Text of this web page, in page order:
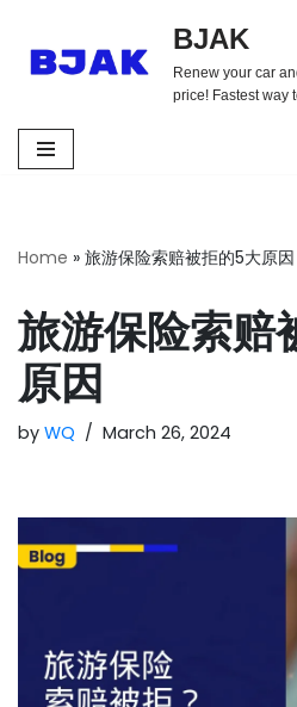
Skip
BJAK
Renew your car
price! Fastest way
Home » 旅游保险索赔被拒的5大原因
旅游保险索赔
原因
by WQ March 26, 2024